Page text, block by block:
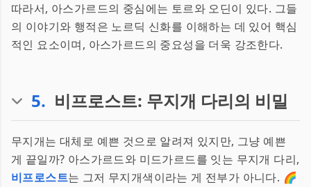
따라서, 아스가르드의 중심에는 토르와 오딘이 있다. 그들
의 이야기와 행적은 노르딕 신화를 이해하는 데 있어 핵심
적인 요소이며, 아스가르드의 중요성을 더욱 강조한다.
5. 비프로스트: 무지개 다리의 비밀
무지개는 대체로 예쁜 것으로 알려져 있지만, 그냥 예쁜
게 끝일까? 아스가르드와 미드가르드를 잇는 무지개 다리,
비프로스트는 그저 무지개색이라는 게 전부가 아니다. 🌈